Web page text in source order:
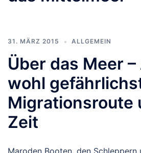
31. MÄRZ 2015 ALLGEMEIN
Über das Meer
wohl
Migrationsroute
Zeit
Maroden Booten, den Schleppern